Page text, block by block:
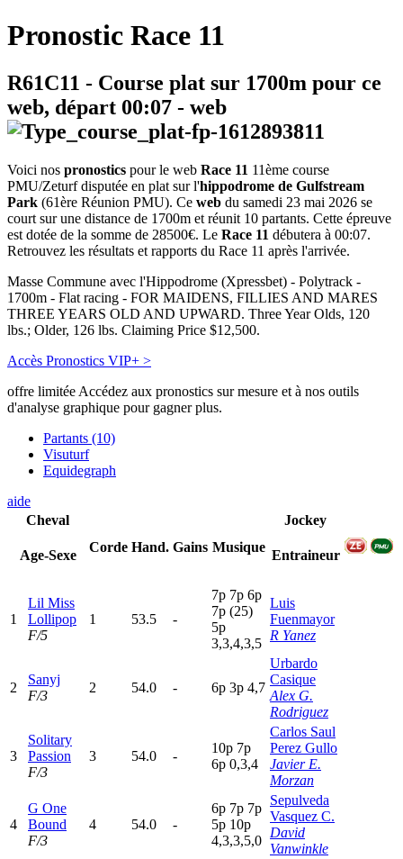
Pronostic Race 11
R61C11 - Course plat sur 1700m pour ce
web, départ 00:07 - web
Voici nos pronostics pour le web Race 11 11ème course
PMU/Zeturf disputée en plat sur l'hippodrome de Gulfstream
Park (61ère Réunion PMU). Ce web du samedi 23 mai 2026 se
court sur une distance de 1700m et réunit 10 partants. Cette épreuve
est dotée de la somme de 28500€. Le Race 11 débutera à 00:07.
Retrouvez les résultats et rapports du Race 11 après l'arrivée.
Masse Commune avec l'Hippodrome (Xpressbet) - Polytrack -
1700m - Flat racing - FOR MAIDENS, FILLIES AND MARES
THREE YEARS OLD AND UPWARD. Three Year Olds, 120
lbs.; Older, 126 lbs. Claiming Price $12,500.
Accès Pronostics VIP+ >
offre limitée Accédez aux pronostics sur mesure et à nos outils
d'analyse graphique pour gagner plus.
Partants (10)
Visuturf
Equidegraph
aide
Cheval
Age-Sexe
Corde Hand. Gains Musique
Jockey
Entraineur
1
Lil Miss
Lollipop
F/5
1 53.5 -
7p 7p 6p
7p (25)
5p
3,3,4,3,5
Luis
Fuenmayor
R Yanez
2
Sanyj
F/3
2 54.0 - 6p 3p 4,7
Urbardo
Casique
Alex G.
Rodriguez
3
Solitary
Passion
F/3
3 54.0 -
10p 7p
6p 0,3,4
Carlos Saul
Perez Gullo
Javier E.
Morzan
4
G One
Bound
F/3
4 54.0 -
6p 7p 7p
5p 10p
4,3,3,5,0
Sepulveda
Vasquez C.
David
Vanwinkle